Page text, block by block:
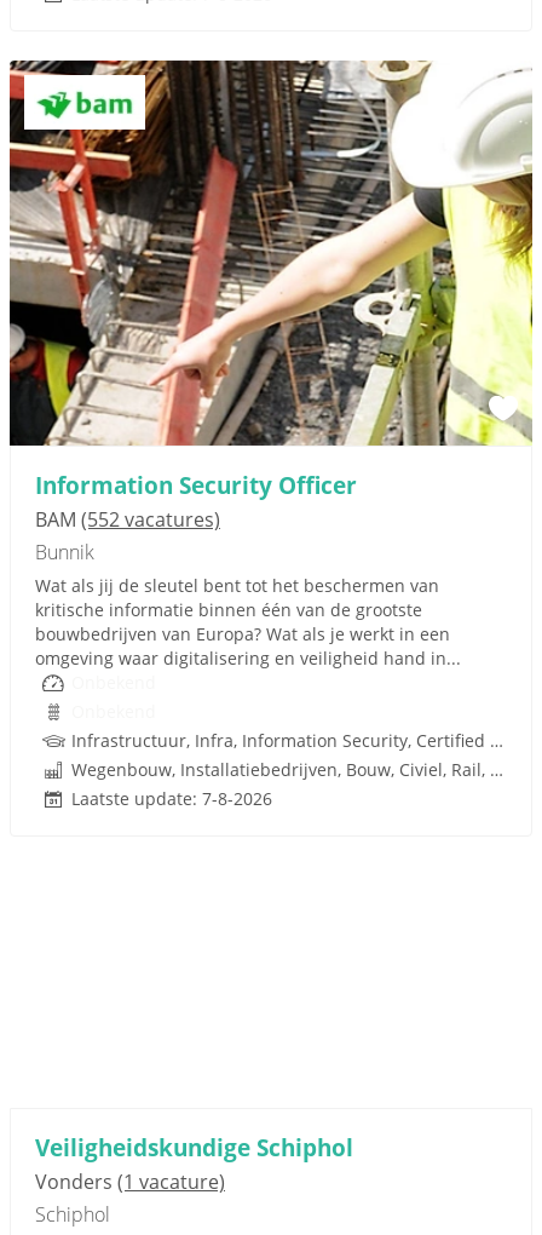
Information Security Officer
BAM (552 vacatures)
Bunnik
Wat als jij de sleutel bent tot het beschermen van
kritische informatie binnen één van de grootste
bouwbedrijven van Europa? Wat als je werkt in een
omgeving waar digitalisering en veiligheid hand in...
Infrastructuur, Infra, Information Security, Certified Information Systems Security Profes
Wegenbouw, Installatiebedrijven, Bouw, Civiel, Rail, Infrastructuren
Laatste update: 7-8-2026
Veiligheidskundige Schiphol
Vonders (1 vacature)
Schiphol